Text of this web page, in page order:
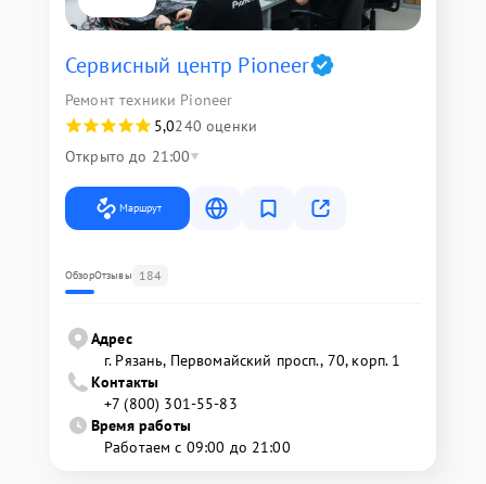
Сервисный центр Pioneer
Ремонт техники Pioneer
5,0240 оценки
Открыто до 21:00
Маршрут
ОбзорОтзывы 184
Адрес
г. Рязань, Первомайский просп., 70, корп. 1
Контакты
+7 (800) 301-55-83
Время работы
Работаем с 09:00 до 21:00